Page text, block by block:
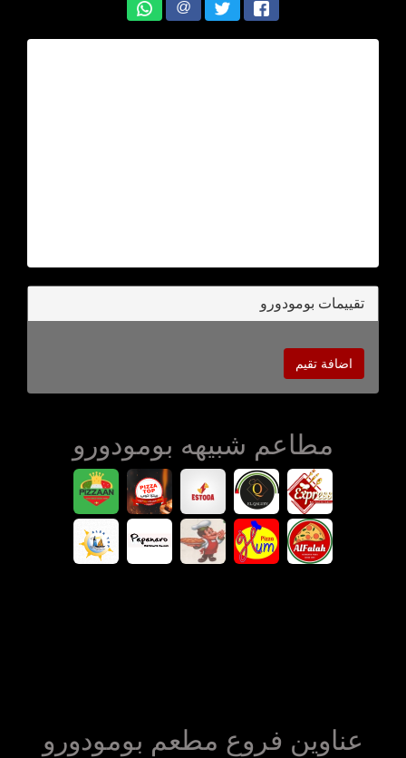
@
تقييمات بومودورو
اضافة تقيم
مطاعم شبيهه بومودورو
عناوين فروع مطعم بومودورو